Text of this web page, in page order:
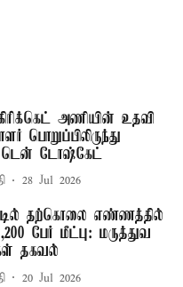
அணியின் உதவி
பொறுப்பிலிருந்து
டென் டோஷ்கேட்
28 Jul 2026
தற்கொலை எண்ணத்தில்
பேர் மீட்பு: மருத்துவ
தகவல்
20 Jul 2026